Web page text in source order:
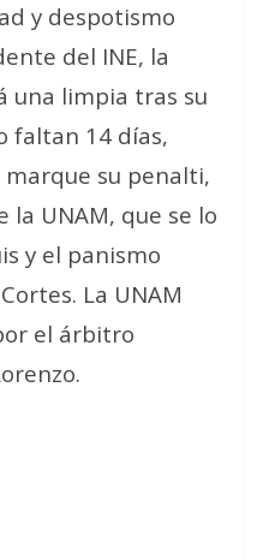
y despotismo
del INE, la
una limpia tras su
faltan 14 días,
su penalti,
la UNAM, que se lo
y el panismo
La UNAM
el árbitro